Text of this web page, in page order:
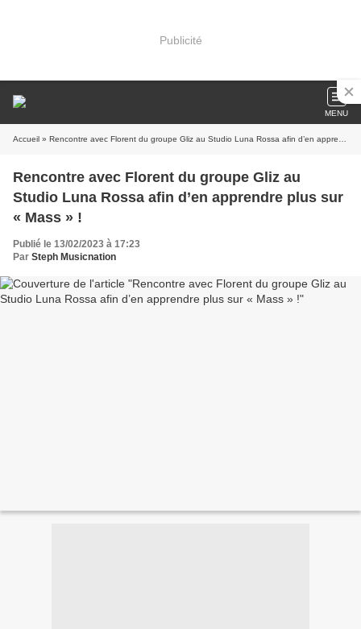
Publicité
MENU
Accueil » Rencontre avec Florent du groupe Gliz au Studio Luna Rossa afin d’en apprendre plus sur « Mass » !
Rencontre avec Florent du groupe Gliz au
Studio Luna Rossa afin d’en apprendre plus sur
« Mass » !
Publié le 13/02/2023 à 17:23
Par Steph Musicnation